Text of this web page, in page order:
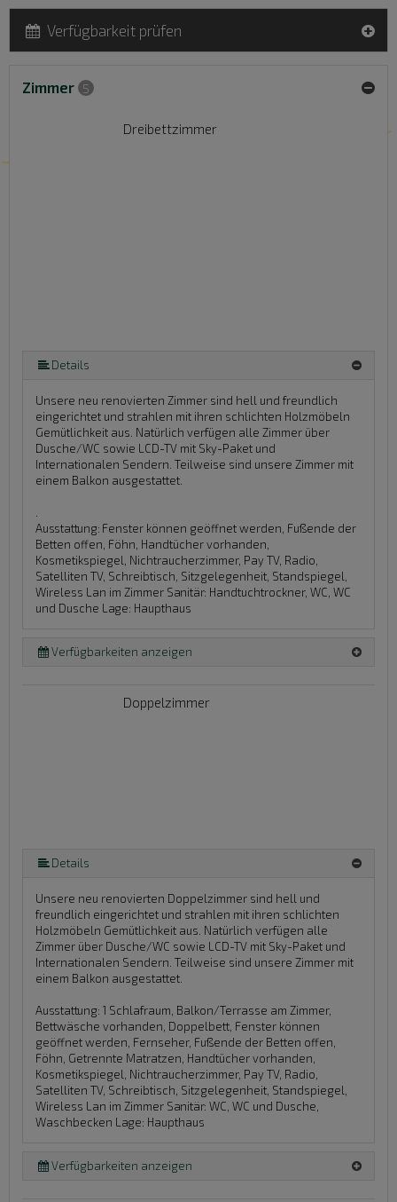
Verfügbarkeit prüfen
Zimmer 5
Dreibettzimmer
Details
Unsere neu renovierten Zimmer sind hell und freundlich
eingerichtet und strahlen mit ihren schlichten Holzmöbeln
Gemütlichkeit aus. Natürlich verfügen alle Zimmer über
Dusche/WC sowie LCD-TV mit Sky-Paket und
Internationalen Sendern. Teilweise sind unsere Zimmer mit
einem Balkon ausgestattet.
Ausstattung: Fenster können geöffnet werden, Fußende der
Betten offen, Föhn, Handtücher vorhanden,
Kosmetikspiegel, Nichtraucherzimmer, Pay TV, Radio,
Satelliten TV, Schreibtisch, Sitzgelegenheit, Standspiegel,
Wireless Lan im Zimmer Sanitär: Handtuchtrockner, WC, WC
und Dusche Lage: Haupthaus
Verfügbarkeiten anzeigen
Doppelzimmer
Details
Unsere neu renovierten Doppelzimmer sind hell und
freundlich eingerichtet und strahlen mit ihren schlichten
Holzmöbeln Gemütlichkeit aus. Natürlich verfügen alle
Zimmer über Dusche/WC sowie LCD-TV mit Sky-Paket und
Internationalen Sendern. Teilweise sind unsere Zimmer mit
einem Balkon ausgestattet.
Ausstattung: 1 Schlafraum, Balkon/Terrasse am Zimmer,
Bettwäsche vorhanden, Doppelbett, Fenster können
geöffnet werden, Fernseher, Fußende der Betten offen,
Föhn, Getrennte Matratzen, Handtücher vorhanden,
Kosmetikspiegel, Nichtraucherzimmer, Pay TV, Radio,
Satelliten TV, Schreibtisch, Sitzgelegenheit, Standspiegel,
Wireless Lan im Zimmer Sanitär: WC, WC und Dusche,
Waschbecken Lage: Haupthaus
Verfügbarkeiten anzeigen